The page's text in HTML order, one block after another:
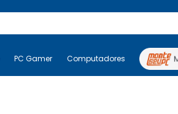
Hardware PC Gamer Computadores
PC Gamer Computadores Periféricos